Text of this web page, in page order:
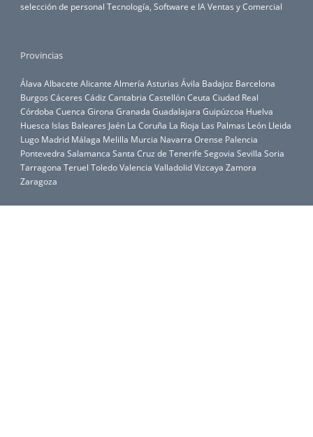
selección de personal Tecnología, Software e IAVentas y Comercial
Provincias
Álava Albacete Alicante Almería Asturias Ávila Badajoz Barcelona
Burgos Cáceres Cádiz Cantabria CastellónCeuta Ciudad Real
Córdoba Cuenca Girona Granada Guadalajara Guipúzcoa Huelva
Huesca Islas Baleares Jaén La Coruña La Rioja Las Palmas León Lleida
Lugo Madrid Málaga Melilla Murcia Navarra Orense Palencia
Pontevedra Salamanca Santa Cruz de Tenerife Segovia Sevilla Soria
Tarragona Teruel ToledoValencia ValladolidVizcaya Zamora
Zaragoza